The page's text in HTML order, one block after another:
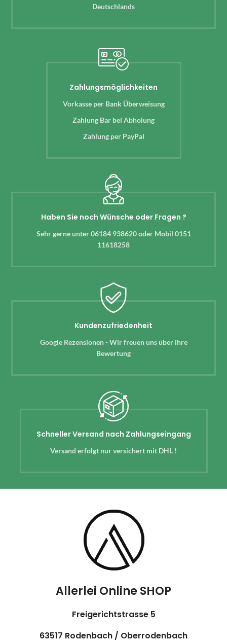
Deutschlands
Zahlungsmöglichkeiten
Vorkasse per Bank Überweisung
Zahlung Bar bei Abholung
Zahlung per PayPal
Haben Sie noch Wünsche oder Fragen ?
Sehr gerne unter 06184 938620 oder Mobil 0151
11618258
Kundenzufriedenheit
Google Rezensionen - Wir freuen uns über ihre
Bewertung
Schneller Versand nach Zahlungseingang
Versand erfolgt nur versichert mit DHL !
Allerlei Online SHOP
Freigerichtstrasse 5
63517 Rodenbach / Oberrodenbach